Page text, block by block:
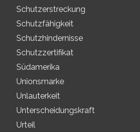
Schutzerstreckung
Schutzfähigkeit
Schutzhindernisse
Schutzzertifikat
Südamerika
Unionsmarke
Unlauterkeit
Unterscheidungskraft
Urteil